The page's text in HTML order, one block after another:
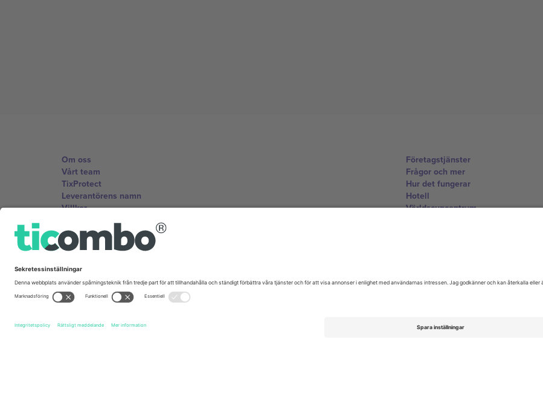
Om oss
Vårt team
TixProtect
Leverantörens namn
Villkor
Affiliate-program
Företagstjänster
Frågor och mer
Hur det fungerar
Hotell
Världscupcentrum